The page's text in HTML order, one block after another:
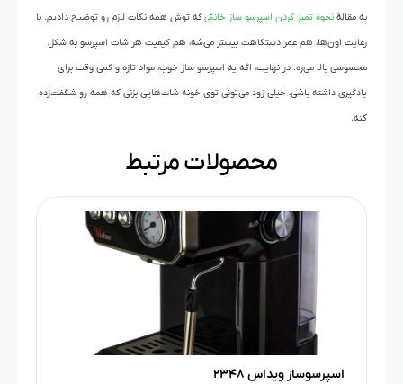
به مقالهٔ نحوه تمیز کردن اسپرسو ساز خانگیکه توش همه نکات لازم رو توضیح دادیم. با
رعایت اون‌ها، هم عمر دستگاهت بیشتر می‌شه، هم کیفیت هر شات اسپرسو به شکل
محسوسی بالا می‌ره. در نهایت، اگه یه اسپرسو ساز خوب، مواد تازه و کمی وقت برای
یادگیری داشته باشی، خیلی زود می‌تونی توی خونه شات‌هایی بزنی که همه رو شگفت‌زده
کنه.
محصولات مرتبط
اسپرسوساز ویداس ۲۳۴۸